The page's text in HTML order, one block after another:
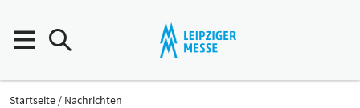
Startseite
Nachrichten